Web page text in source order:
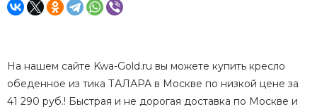
На нашем сайте Kwa-Gold.ru вы можете купить кресло
обеденное из тика ТАЛАРА в Москве по низкой цене за
41 290 руб.! Быстрая и не дорогая доставка по Москве и